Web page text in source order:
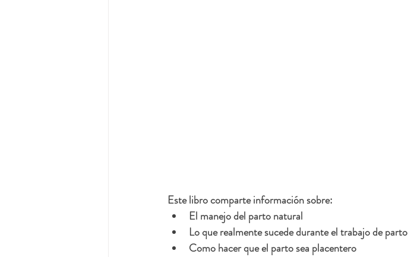
Este libro comparte información sobre:
El manejo del parto natural
Lo que realmente sucede durante el trabajo de parto
Como hacer que el parto sea placentero